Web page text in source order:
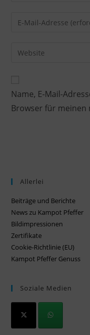
Name, E-Mail-
Browser für
Allerlei
Beiträge und Berichte
News zu Kampot Pfeffer
Bildimpressionen
Zertifikate
Cookie-Richtlinie (EU)
Kampot Pfeffer Genuss
Soziale Medien